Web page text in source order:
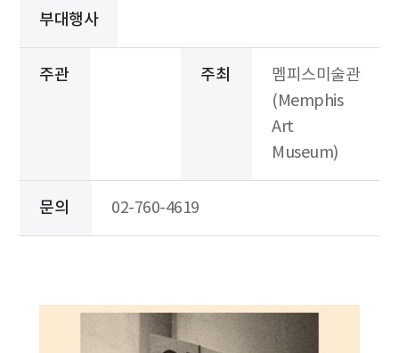
부대행사
주관 주최
멤피스미술관
(Memphis
Art
Museum)
문의 02-760-4619